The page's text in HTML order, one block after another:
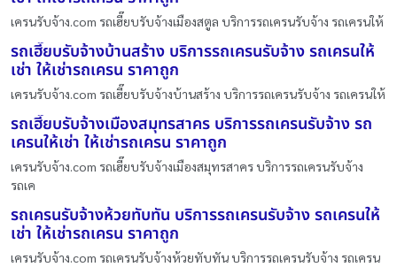
เครนรับจ้าง.com รถเฮี๊ยบรับจ้างเมืองสตูล บริการรถเครนรับจ้าง รถเครนให้
รถเฮี๊ยบรับจ้างบ้านสร้าง บริการรถเครนรับจ้าง รถเครนให้
เช่า ให้เช่ารถเครน ราคาถูก
เครนรับจ้าง.com รถเฮี๊ยบรับจ้างบ้านสร้าง บริการรถเครนรับจ้าง รถเครนให้
รถเฮี๊ยบรับจ้างเมืองสมุทรสาคร บริการรถเครนรับจ้าง รถ
เครนให้เช่า ให้เช่ารถเครน ราคาถูก
เครนรับจ้าง.com รถเฮี๊ยบรับจ้างเมืองสมุทรสาคร บริการรถเครนรับจ้าง
รถเค
รถเครนรับจ้างห้วยทับทัน บริการรถเครนรับจ้าง รถเครนให้
เช่า ให้เช่ารถเครน ราคาถูก
เครนรับจ้าง.com รถเครนรับจ้างห้วยทับทัน บริการรถเครนรับจ้าง รถเครน